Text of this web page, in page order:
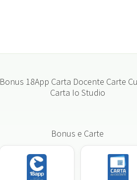
Bonus 18App Carta Docente Carte
Carta Io Studio
Bonus e Carte